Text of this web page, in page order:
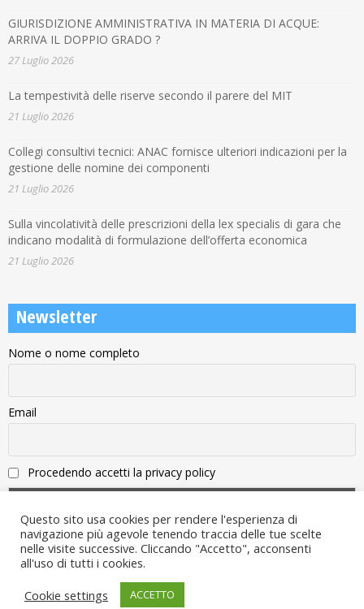
GIURISDIZIONE AMMINISTRATIVA IN MATERIA DI ACQUE:
ARRIVA IL DOPPIO GRADO ?
27 Luglio 2026
La tempestività delle riserve secondo il parere del MIT
21 Luglio 2026
Collegi consultivi tecnici: ANAC fornisce ulteriori indicazioni per la
gestione delle nomine dei componenti
21 Luglio 2026
Sulla vincolatività delle prescrizioni della lex specialis di gara che
indicano modalità di formulazione dell’offerta economica
21 Luglio 2026
Newsletter
Nome o nome completo
Email
Procedendo accetti la privacy policy
Note legali
Questo sito usa cookies per rendere l'esperienza di
navigazione più agevole tenendo traccia delle tue scelte
nelle visite successive. Cliccando "Accetto", acconsenti
all'uso di tutti i cookies.
Cookie settings
ACCETTO